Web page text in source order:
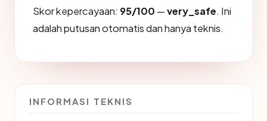
Skor kepercayaan: 95/100 —very_safe. Ini
adalah putusan otomatis dan hanya teknis.
INFORMASI TEKNIS